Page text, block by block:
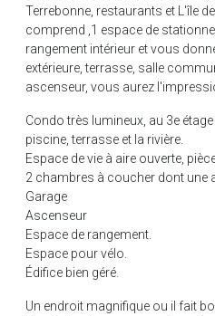
Terrebonne, restaurants et L'île
comprend ,1 espace de
rangement intérieur et vous
extérieure, terrasse, salle
ascenseur, vous aurez
Condo très lumineux, au 3e
piscine, terrasse et la rivière.
Espace de vie à aire ouverte,
2 chambres à coucher dont une
Garage
Ascenseur
Espace de rangement.
Espace pour vélo.
Édifice bien géré.
Un endroit magnifique ou il fait